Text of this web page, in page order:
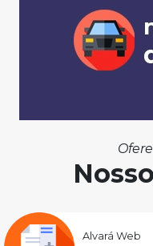
Alvará Web